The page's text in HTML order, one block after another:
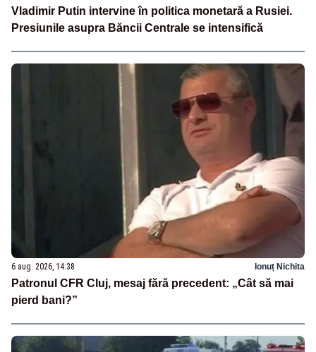
Vladimir Putin intervine în politica monetară a Rusiei.
Presiunile asupra Băncii Centrale se intensifică
6 aug. 2026, 14:38 Ionuț Nichita
Patronul CFR Cluj, mesaj fără precedent: „Cât să mai
pierd bani?”